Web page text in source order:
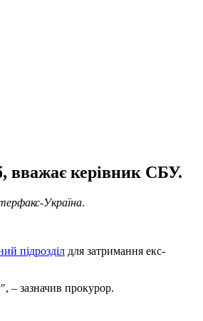
вважає керівник СБУ.
Україна.
підрозділ для затримання екс-
– зазначив прокурор.